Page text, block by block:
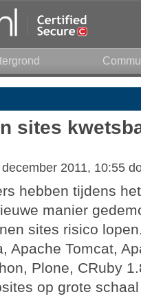
sites
2011, 10:55
hebben tijdens
manier
sites risico
Apache Tomcat,
Plone, CRuby
op grote